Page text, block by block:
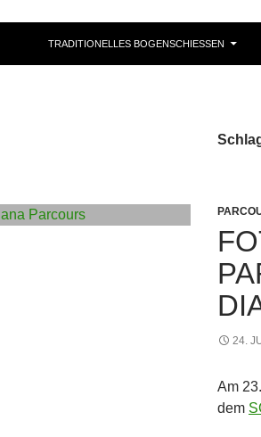
TRADITIONELLES BOGENSCHIESSEN
24.
Am
dem